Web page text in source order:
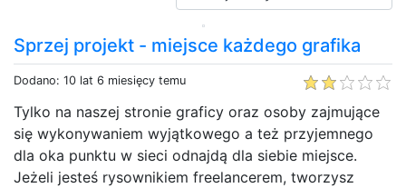
Sprzej projekt - miejsce każdego grafika
Dodano: 10 lat 6 miesięcy temu
Tylko na naszej stronie graficy oraz osoby zajmujące
się wykonywaniem wyjątkowego a też przyjemnego
dla oka punktu w sieci odnajdą dla siebie miejsce.
Jeżeli jesteś rysownikiem freelancerem, tworzysz